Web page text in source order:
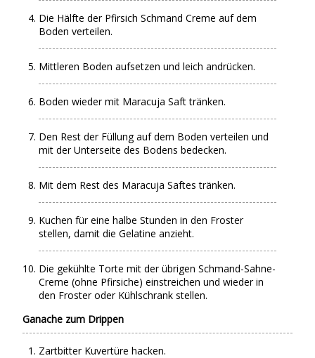
Die Hälfte der Pfirsich Schmand Creme auf dem
Boden verteilen.
Mittleren Boden aufsetzen und leich andrücken.
Boden wieder mit Maracuja Saft tränken.
Den Rest der Füllung auf dem Boden verteilen und
mit der Unterseite des Bodens bedecken.
Mit dem Rest des Maracuja Saftes tränken.
Kuchen für eine halbe Stunden in den Froster
stellen, damit die Gelatine anzieht.
Die gekühlte Torte mit der übrigen Schmand-Sahne-
Creme (ohne Pfirsiche) einstreichen und wieder in
den Froster oder Kühlschrank stellen.
Ganache zum Drippen
Zartbitter Kuvertüre hacken.